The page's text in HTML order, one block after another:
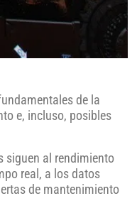
de la
e, incluso, posibles
siguen al rendimiento
real, a los datos
de mantenimiento